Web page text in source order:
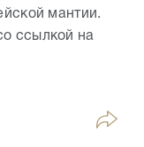
мантии.
ссылкой на